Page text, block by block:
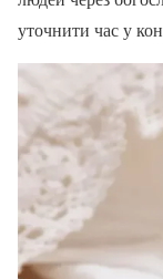
уточнити час у